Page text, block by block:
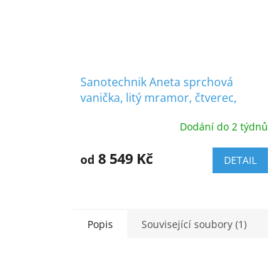
Sanotechnik Aneta sprchová
vanička, litý mramor, čtverec,
Dodání do 2 týdnů
od 8 549 Kč DETAIL
Popis Související soubory (1)